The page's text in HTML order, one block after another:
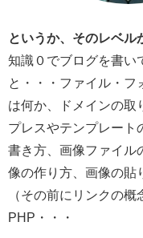
というか、そのレベル
知識０でブログを書い
と・・・ファイル・フ
は何か、ドメインの取
プレスやテンプレート
書き方、画像ファイル
像の作り方、画像の貼
（その前にリンクの
PHP・・・